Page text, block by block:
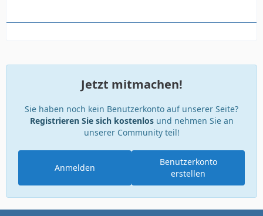
Jetzt mitmachen!
Sie haben noch kein Benutzerkonto auf unserer Seite?
Registrieren Sie sich kostenlosund nehmen Sie an
unserer Community teil!
Benutzerkonto
erstellen
Anmelden